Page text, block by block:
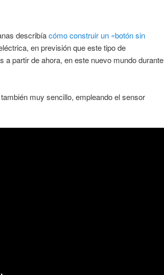
describíacómo construir un «botón sin
en previsión que este tipo de
a partir de ahora, en este nuevo mundo durante
muy sencillo, empleando el sensor